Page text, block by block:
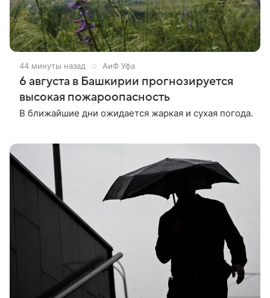
44 минуты назад АиФ Уфа
6 августа в Башкирии прогнозируется
высокая пожароопасность
В ближайшие дни ожидается жаркая и сухая погода.